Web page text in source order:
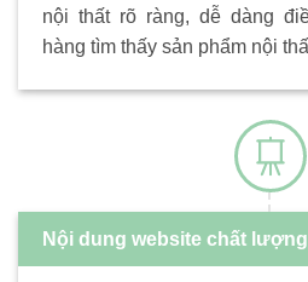
nội thất rõ ràng, dễ dàng
hàng tìm thấy sản phẩm nội
Nội dung website chất lượng